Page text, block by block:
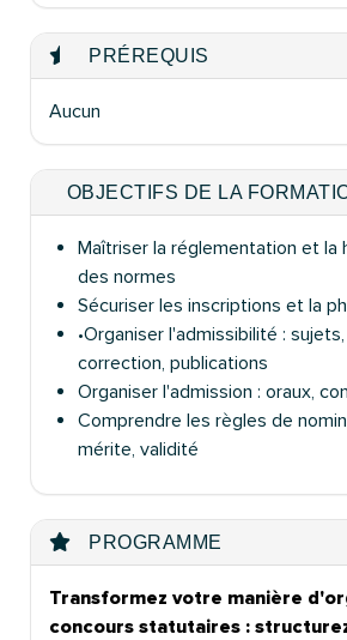
PRÉREQUIS
Aucun
OBJECTIFS DE LA
Maîtriser la réglementation et la
des normes
Sécuriser les inscriptions et la
•Organiser l'admissibilité : sujets,
correction, publications
Organiser l'admission : oraux,
Comprendre les règles de
mérite, validité
PROGRAMME
Transformez votre manière
concours statutaires :